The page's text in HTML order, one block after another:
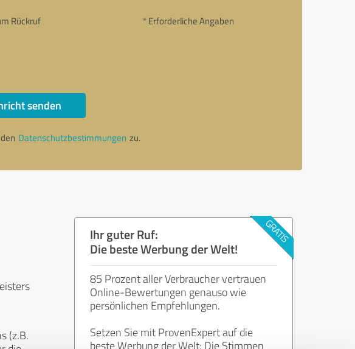
Rückruf * Erforderliche Angaben
senden
Datenschutzbestimmungen zu.
(z.B.
Ihr guter Ruf:
Die beste Werbung der Welt!
85 Prozent aller Verbraucher vertrauen
Online-Bewertungen genauso wie
persönlichen Empfehlungen.
Setzen Sie mit ProvenExpert auf die
beste Werbung der Welt: Die Stimmen